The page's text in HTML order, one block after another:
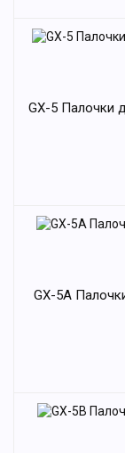
GX-5 Палочки
GX-5A